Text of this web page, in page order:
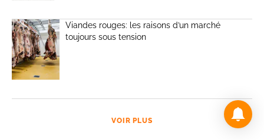
Viandes rouges: les raisons d’un marché
toujours sous tension
VOIR PLUS